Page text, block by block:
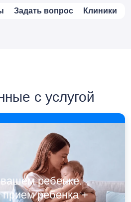
Задать вопрос Клиники
с услугой
вашем ребенке.
прием ребенка +